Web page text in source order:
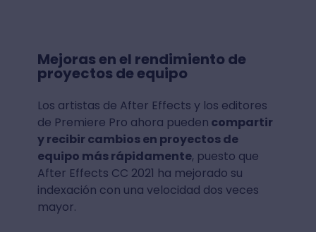
Mejoras en el rendimiento de
proyectos de equipo
Los artistas de After Effects y los editores
de Premiere Pro ahora pueden compartir
y recibir cambios en proyectos de
equipo más rápidamente, puesto que
After Effects CC 2021 ha mejorado su
indexación con una velocidad dos veces
mayor.